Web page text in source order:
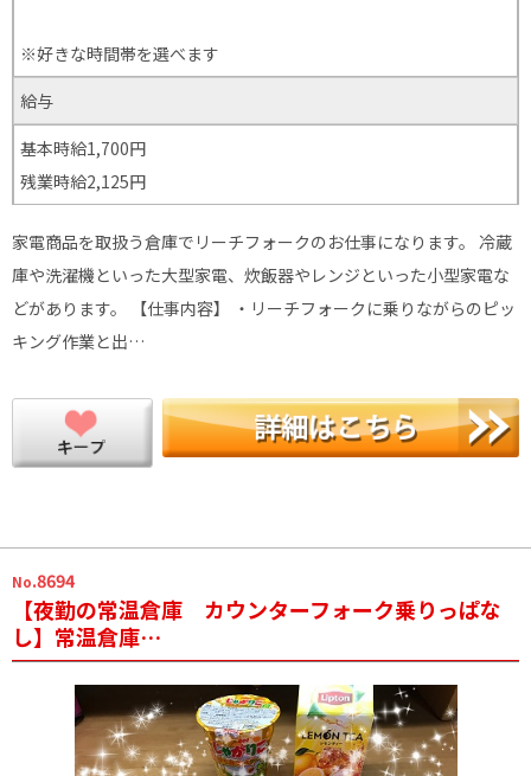
※好きな時間帯を選べます
給与
基本時給1,700円
残業時給2,125円
家電商品を取扱う倉庫でリーチフォークのお仕事になります。 冷蔵
庫や洗濯機といった大型家電、炊飯器やレンジといった小型家電な
どがあります。 【仕事内容】 ・リーチフォークに乗りながらのピッ
キング作業と出…
No.8694
【夜勤の常温倉庫 カウンターフォーク乗りっぱな
し】常温倉庫…